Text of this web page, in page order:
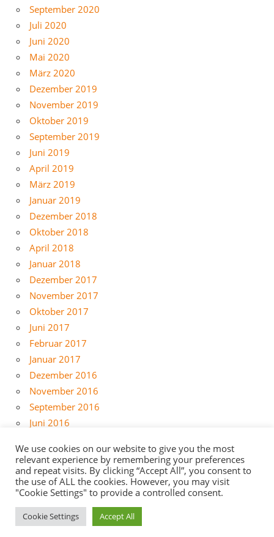
September 2020
Juli 2020
Juni 2020
Mai 2020
März 2020
Dezember 2019
November 2019
Oktober 2019
September 2019
Juni 2019
April 2019
März 2019
Januar 2019
Dezember 2018
Oktober 2018
April 2018
Januar 2018
Dezember 2017
November 2017
Oktober 2017
Juni 2017
Februar 2017
Januar 2017
Dezember 2016
November 2016
September 2016
Juni 2016
April 2016
März 2016
Februar 2016
WordPress Theme: zeeDynamic by ThemeZee.
We use cookies on our website to give you the most
relevant experience by remembering your preferences
and repeat visits. By clicking “Accept All”, you consent to
the use of ALL the cookies. However, you may visit
"Cookie Settings" to provide a controlled consent.
Cookie Settings Accept All